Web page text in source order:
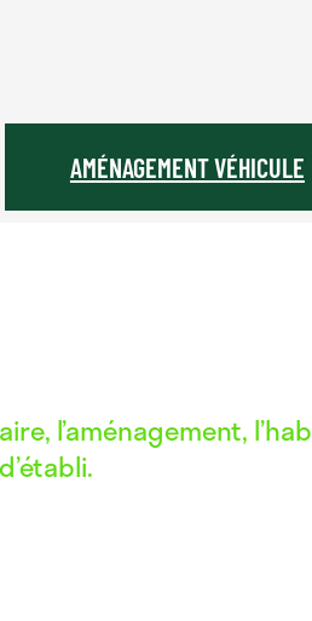
AMÉNAGEMENT VÉHICULE
l’aménagement,